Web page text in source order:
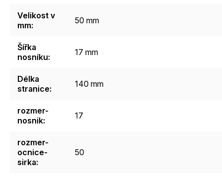
Velikost v
mm: 50 mm
Šířka
nosníku: 17 mm
Délka
stranice: 140 mm
rozmer-
nosnik: 17
rozmer-
ocnice-
sirka:
50